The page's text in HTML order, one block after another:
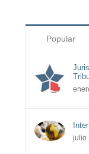
Popular
julio